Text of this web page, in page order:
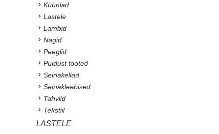
Küünlad
Lastele
Lambid
Nagid
Peeglid
Puidust tooted
Seinakellad
Seinakleebised
Tahvlid
Tekstiil
LASTELE